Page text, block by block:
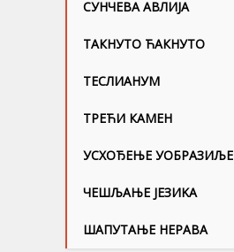
СУНЧЕВА АВЛИЈА
ТАКНУТО ЋАКНУТО
ТЕСЛИАНУМ
ТРЕЋИ КАМЕН
УСХОЂЕЊЕ УОБРАЗИЉЕ
ЧЕШЉАЊЕ ЈЕЗИKА
ШАПУТАЊЕ НЕРАВА